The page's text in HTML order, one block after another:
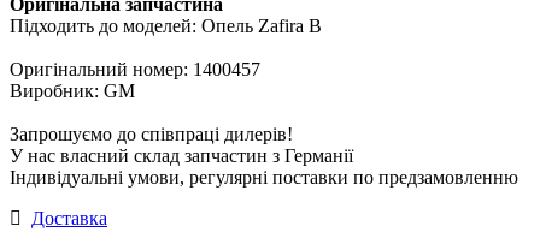
Оригінальна запчастина
Підходить до моделей: Опель Zafira B
Оригінальний номер: 1400457
Виробник: GM
Запрошуємо до співпраці дилерів!
У нас власний склад запчастин з Германії
Індивідуальні умови, регулярні поставки по предзамовленню
Доставка